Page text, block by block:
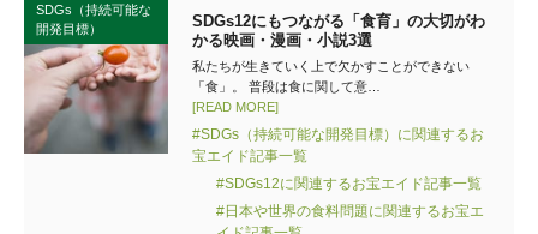
SDGs（持続可能な
開発目標）
SDGs12にもつながる「食育」の大切がわ
かる映画・漫画・小説3選
私たちが生きていく上で欠かすことができない
「食」。 普段は食に関して意…
[READ MORE]
#SDGs（持続可能な開発目標）に関連するお
宝エイド記事一覧
#SDGs12に関連するお宝エイド記事一覧
#日本や世界の食料問題に関連するお宝エ